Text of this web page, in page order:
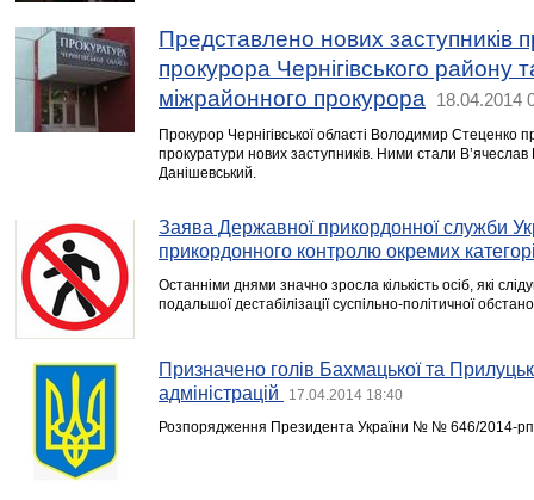
Представлено нових заступників
прокурора Чернігівського району
міжрайонного прокурора
18.04.2014
Прокурор Чернігівської області Володимир Стеценко
прокуратури нових заступників. Ними стали
Данішевський.
Заява Державної прикордонної служби
прикордонного контролю окремих
Останніми днями значно зросла кількість осіб, які
подальшої дестабілізації суспільно-політичної
Призначено голів Бахмацької та
адміністрацій
17.04.2014 18:40
Розпорядження Президента України № № 646/2014-